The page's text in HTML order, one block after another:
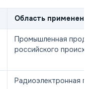
Область применения
Промышленная
российского
Радиоэлектронная